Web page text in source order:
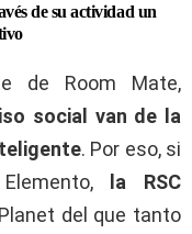
de su actividad un
de Room Mate,
social van de la
. Por eso, si
la RSC
del que tanto